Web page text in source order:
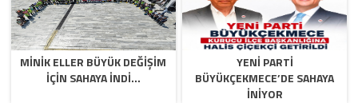
MİNİK ELLER BÜYÜK DEĞİŞİM
İÇİN SAHAYA İNDİ…
YENİ PARTİ
BÜYÜKÇEKMECE’DE SAHAYA
İNİYOR